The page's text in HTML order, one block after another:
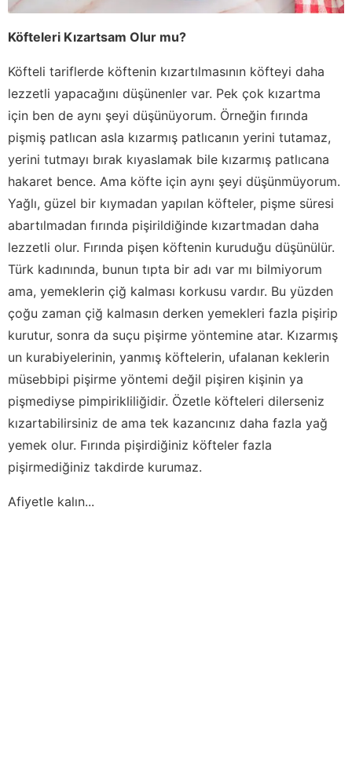
Köfteleri Kızartsam Olur mu?
Köfteli tariflerde köftenin kızartılmasının köfteyi daha
lezzetli yapacağını düşünenler var. Pek çok kızartma
için ben de aynı şeyi düşünüyorum. Örneğin fırında
pişmiş patlıcan asla kızarmış patlıcanın yerini tutamaz,
yerini tutmayı bırak kıyaslamak bile kızarmış patlıcana
hakaret bence. Ama köfte için aynı şeyi düşünmüyorum.
Yağlı, güzel bir kıymadan yapılan köfteler, pişme süresi
abartılmadan fırında pişirildiğinde kızartmadan daha
lezzetli olur. Fırında pişen köftenin kuruduğu düşünülür.
Türk kadınında, bunun tıpta bir adı var mı bilmiyorum
ama, yemeklerin çiğ kalması korkusu vardır. Bu yüzden
çoğu zaman çiğ kalmasın derken yemekleri fazla pişirip
kurutur, sonra da suçu pişirme yöntemine atar. Kızarmış
un kurabiyelerinin, yanmış köftelerin, ufalanan keklerin
müsebbipi pişirme yöntemi değil pişiren kişinin ya
pişmediyse pimpirikliliğidir. Özetle köfteleri dilerseniz
kızartabilirsiniz de ama tek kazancınız daha fazla yağ
yemek olur. Fırında pişirdiğiniz köfteler fazla
pişirmediğiniz takdirde kurumaz.
Afiyetle kalın...